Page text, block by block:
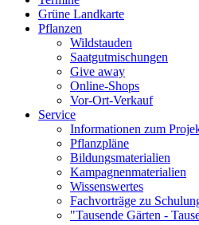
Grüne Landkarte
Pflanzen
Wildstauden
Saatgutmischungen
Give away
Online-Shops
Vor-Ort-Verkauf
Service
Informationen zum
Pflanzpläne
Bildungsmaterialien
Kampagnenmaterialien
Wissenswertes
Fachvorträge zu
"Tausende Gärten -